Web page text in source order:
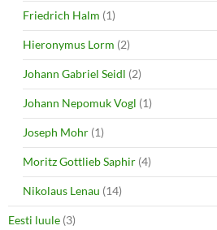
Friedrich Halm (1)
Hieronymus Lorm (2)
Johann Gabriel Seidl (2)
Johann Nepomuk Vogl (1)
Joseph Mohr (1)
Moritz Gottlieb Saphir (4)
Nikolaus Lenau (14)
Eesti luule (3)